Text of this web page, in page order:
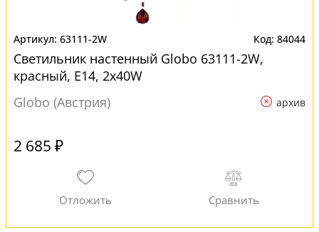
63111-2W 84044
Светильник настенный Globo 63111-2W,
красный, E14, 2x40W
Globo (Австрия)
архив
2 685 ₽